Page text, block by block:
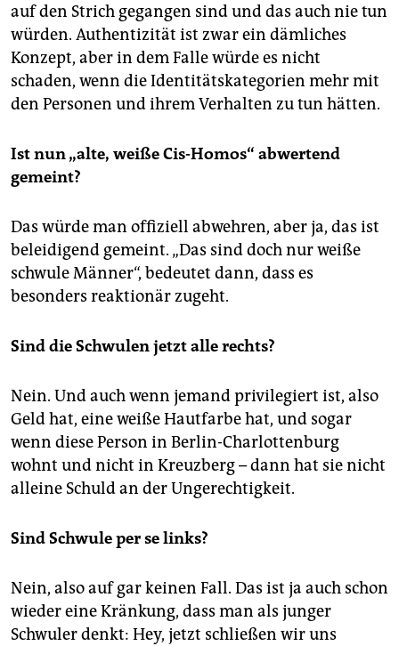
auf den Strich gegangen sind und das auch nie tun
würden. Authentizität ist zwar ein dämliches
Konzept, aber in dem Falle würde es nicht
schaden, wenn die Identitätskategorien mehr mit
den Personen und ihrem Verhalten zu tun hätten.
Ist nun „alte, weiße Cis-Homos“ abwertend
gemeint?
Das würde man offiziell abwehren, aber ja, das ist
beleidigend gemeint. „Das sind doch nur weiße
schwule Männer“, bedeutet dann, dass es
besonders reaktionär zugeht.
Sind die Schwulen jetzt alle rechts?
Nein. Und auch wenn jemand privilegiert ist, also
Geld hat, eine weiße Hautfarbe hat, und sogar
wenn diese Person in Berlin-Charlottenburg
wohnt und nicht in Kreuzberg – dann hat sie nicht
alleine Schuld an der Ungerechtigkeit.
Sind Schwule per se links?
Nein, also auf gar keinen Fall. Das ist ja auch schon
wieder eine Kränkung, dass man als junger
Schwuler denkt: Hey, jetzt schließen wir uns